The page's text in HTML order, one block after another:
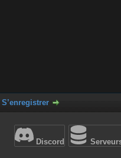
S’enregistrer
Discord